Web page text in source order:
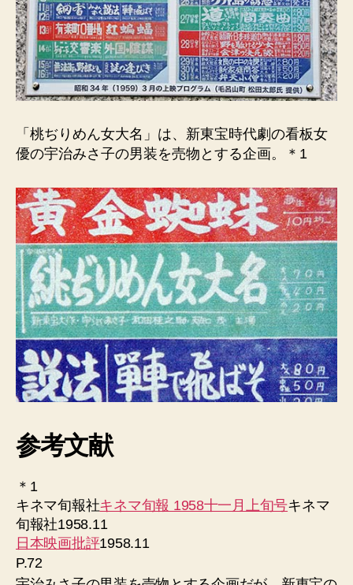
「桃ぢりめん女大名」は、新東宝時代劇の看板女
優の宇治みさ子の男装を売物とする企画。＊1
参考文献
＊1
キネマ旬報社キネマ旬報 1958十一月上旬号キネマ
旬報社1958.11
日本映画批評1958.11
P.72